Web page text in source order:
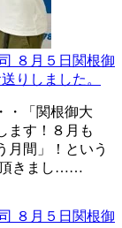
８月５日関根御
りしました。
・「関根御大
ます！８月も
月間」！という
頂きまし……
８月５日関根御